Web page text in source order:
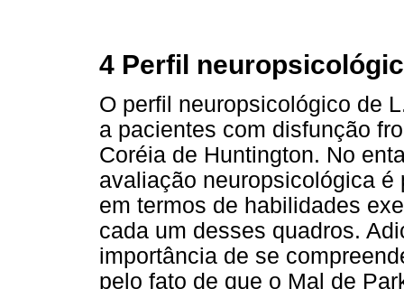
4 Perfil
O perfil neuropsicológico de
a pacientes com disfunção
Coréia de Huntington. No
avaliação neuropsicológica
em termos de habilidades
cada um desses quadros.
importância de se
pelo fato de que o Mal de